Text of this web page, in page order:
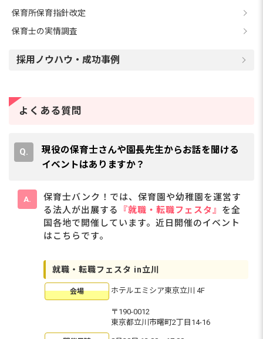
保育所保育指針改定
保育士の実情調査
採用ノウハウ・成功事例
よくある質問
現役の保育士さんや園長先生からお話を聞ける
イベントはありますか？
保育士バンク！では、保育園や幼稚園を運営す
る法人が出展する
『就職・転職フェスタ』 を全
国各地で開催しています。近日開催のイベント
はこちらです。
就職・転職フェスタ in立川
会場 ホテルエミシア東京立川 4F
〒190-0012
東京都立川市曙町2丁目14-16